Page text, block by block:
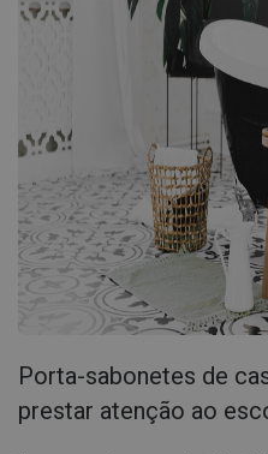
Porta-sabonetes de
prestar atenção ao